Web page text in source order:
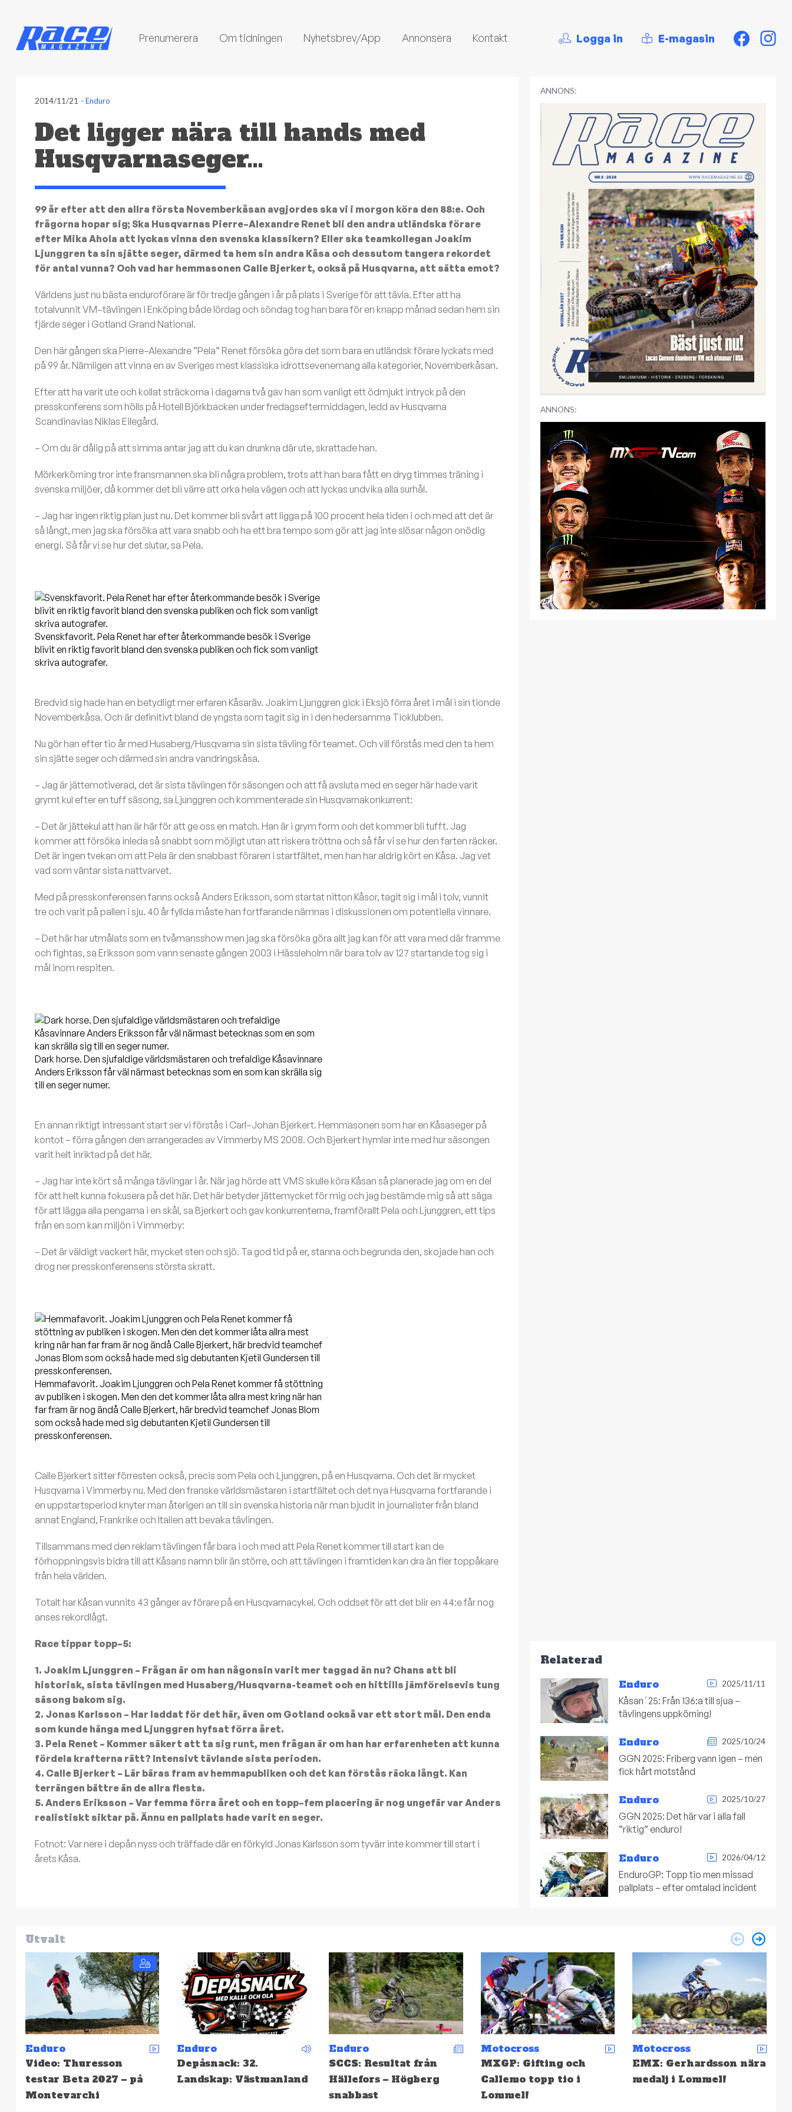
Prenumerera Om tidningen Nyhetsbrev/App Annonsera Kontakt Logga in E-magasin
2014/11/21 - Enduro
Det ligger nära till hands med
Husqvarnaseger…
99 år efter att den allra första Novemberkåsan avgjordes ska vi i morgon köra den 88:e. Och
frågorna hopar sig; Ska Husqvarnas Pierre–Alexandre Renet bli den andra utländska förare
efter Mika Ahola att lyckas vinna den svenska klassikern? Eller ska teamkollegan Joakim
Ljunggren ta sin sjätte seger, därmed ta hem sin andra Kåsa och dessutom tangera rekordet
för antal vunna? Och vad har hemmasonen Calle Bjerkert, också på Husqvarna, att sätta emot?
Världens just nu bästa enduroförare är för tredje gången i år på plats i Sverige för att tävla. Efter att ha
totalvunnit VM–tävlingen i Enköping både lördag och söndag tog han bara för en knapp månad sedan hem sin
fjärde seger i Gotland Grand National.
Den här gången ska Pierre–Alexandre ”Pela” Renet försöka göra det som bara en utländsk förare lyckats med
på 99 år. Nämligen att vinna en av Sveriges mest klassiska idrottsevenemang alla kategorier, Novemberkåsan.
Efter att ha varit ute och kollat sträckorna i dagarna två gav han som vanligt ett ödmjukt intryck på den
presskonferens som hölls på Hotell Björkbacken under fredagseftermiddagen, ledd av Husqvarna
Scandinavias Niklas Eilegård.
– Om du är dålig på att simma antar jag att du kan drunkna där ute, skrattade han.
Mörkerkörning tror inte fransmannen ska bli några problem, trots att han bara fått en dryg timmes träning i
svenska miljöer, då kommer det bli värre att orka hela vägen och att lyckas undvika alla surhål.
– Jag har ingen riktig plan just nu. Det kommer bli svårt att ligga på 100 procent hela tiden i och med att det är
så långt, men jag ska försöka att vara snabb och ha ett bra tempo som gör att jag inte slösar någon onödig
energi. Så får vi se hur det slutar, sa Pela.
Svenskfavorit. Pela Renet har efter återkommande besök i Sverige
blivit en riktig favorit bland den svenska publiken och fick som vanligt
skriva autografer.
Bredvid sig hade han en betydligt mer erfaren Kåsaräv. Joakim Ljunggren gick i Eksjö förra året i mål i sin tionde
Novemberkåsa. Och är definitivt bland de yngsta som tagit sig in i den hedersamma Tioklubben.
Nu gör han efter tio år med Husaberg/Husqvarna sin sista tävling för teamet. Och vill förstås med den ta hem
sin sjätte seger och därmed sin andra vandringskåsa.
– Jag är jättemotiverad, det är sista tävlingen för säsongen och att få avsluta med en seger här hade varit
grymt kul efter en tuff säsong, sa Ljunggren och kommenterade sin Husqvarnakonkurrent:
– Det är jättekul att han är här för att ge oss en match. Han är i grym form och det kommer bli tufft. Jag
kommer att försöka inleda så snabbt som möjligt utan att riskera tröttna och så får vi se hur den farten räcker.
Det är ingen tvekan om att Pela är den snabbast föraren i startfältet, men han har aldrig kört en Kåsa. Jag vet
vad som väntar sista nattvarvet.
Med på presskonferensen fanns också Anders Eriksson, som startat nitton Kåsor, tagit sig i mål i tolv, vunnit
tre och varit på pallen i sju. 40 år fyllda måste han fortfarande nämnas i diskussionen om potentiella vinnare.
– Det här har utmålats som en tvåmansshow men jag ska försöka göra allt jag kan för att vara med där framme
och fightas, sa Eriksson som vann senaste gången 2003 i Hässleholm när bara tolv av 127 startande tog sig i
mål inom respiten.
Dark horse. Den sjufaldige världsmästaren och trefaldige Kåsavinnare
Anders Eriksson får väl närmast betecknas som en som kan skrälla sig
till en seger numer.
En annan riktigt intressant start ser vi förstås i Carl–Johan Bjerkert. Hemmasonen som har en Kåsaseger på
kontot – förra gången den arrangerades av Vimmerby MS 2008. Och Bjerkert hymlar inte med hur säsongen
varit helt inriktad på det här.
– Jag har inte kört så många tävlingar i år. När jag hörde att VMS skulle köra Kåsan så planerade jag om en del
för att helt kunna fokusera på det här. Det här betyder jättemycket för mig och jag bestämde mig så att säga
för att lägga alla pengarna i en skål, sa Bjerkert och gav konkurrenterna, framförallt Pela och Ljunggren, ett tips
från en som kan miljön i Vimmerby:
– Det är väldigt vackert här, mycket sten och sjö. Ta god tid på er, stanna och begrunda den, skojade han och
drog ner presskonferensens största skratt.
Hemmafavorit. Joakim Ljunggren och Pela Renet kommer få stöttning
av publiken i skogen. Men den det kommer låta allra mest kring när han
far fram är nog ändå Calle Bjerkert, här bredvid teamchef Jonas Blom
som också hade med sig debutanten Kjetil Gundersen till
presskonferensen.
Calle Bjerkert sitter förresten också, precis som Pela och Ljunggren, på en Husqvarna. Och det är mycket
Husqvarna i Vimmerby nu. Med den franske världsmästaren i startfältet och det nya Husqvarna fortfarande i
en uppstartsperiod knyter man återigen an till sin svenska historia när man bjudit in journalister från bland
annat England, Frankrike och Italien att bevaka tävlingen.
Tillsammans med den reklam tävlingen får bara i och med att Pela Renet kommer till start kan de
förhoppningsvis bidra till att Kåsans namn blir än större, och att tävlingen i framtiden kan dra än fler toppåkare
från hela världen.
Totalt har Kåsan vunnits 43 gånger av förare på en Husqvarnacykel. Och oddset för att det blir en 44:e får nog
anses rekordlågt.
Race tippar topp–5:
1. Joakim Ljunggren – Frågan är om han någonsin varit mer taggad än nu? Chans att bli
historisk, sista tävlingen med Husaberg/Husqvarna-teamet och en hittills jämförelsevis tung
säsong bakom sig.
2. Jonas Karlsson – Har laddat för det här, även om Gotland också var ett stort mål. Den enda
som kunde hänga med Ljunggren hyfsat förra året.
3. Pela Renet – Kommer säkert att ta sig runt, men frågan är om han har erfarenheten att kunna
fördela krafterna rätt? Intensivt tävlande sista perioden.
4. Calle Bjerkert – Lär bäras fram av hemmapubliken och det kan förstås räcka långt. Kan
terrängen bättre än de allra flesta.
5. Anders Eriksson – Var femma förra året och en topp–fem placering är nog ungefär var Anders
realistiskt siktar på. Ännu en pallplats hade varit en seger.
Fotnot: Var nere i depån nyss och träffade där en förkyld Jonas Karlsson som tyvärr inte kommer till start i
årets Kåsa.
ANNONS:
ANNONS:
Relaterad
Enduro 2025/11/11
Kåsan´25: Från 136:a till sjua –
tävlingens uppkörning!
Enduro 2025/10/24
GGN 2025: Friberg vann igen – men
fick hårt motstånd
Enduro 2025/10/27
GGN 2025: Det här var i alla fall
”riktig” enduro!
Enduro 2026/04/12
EnduroGP: Topp tio men missad
pallplats – efter omtalad incident
Utvalt
Enduro
Depåsnack: 32.
Landskap: Västmanland
Enduro
SCCS: Resultat från
Hällefors – Högberg
Motocross
MXGP: Gifting och
Callemo topp tio i
Lommel!
Motocross
EMX: Gerhardsson nära
medalj i Lommel!
Enduro
Depåsnack: 31. Torsk på
Tallinn